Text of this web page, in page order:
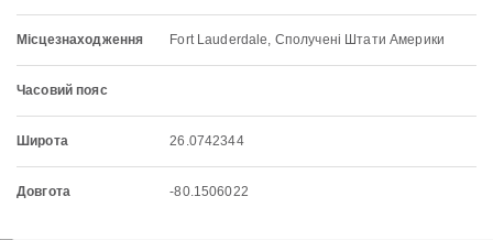
Місцезнаходження Fort Lauderdale, Сполучені Штати Америки
Часовий пояс
Широта 26.0742344
Довгота -80.1506022